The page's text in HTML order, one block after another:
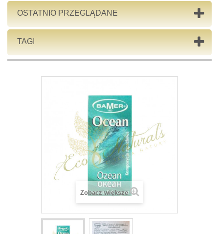
OSTATNIO PRZEGLĄDANE
TAGI
Zobacz większe